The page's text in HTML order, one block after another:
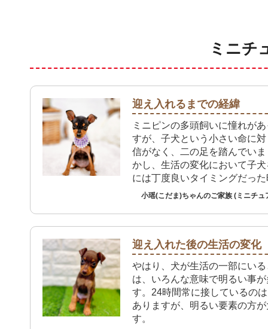
ミニチ
迎え入れるまでの経緯
ミニピンの多頭飼いに憧れが
すが、子犬という小さい命に
信がなく、二の足を踏んでい
かし、生活の変化において子
には丁度良いタイミングだっ
ットショップでは珍しい尻尾
我が家へ迎え入れる決心をし
小瑶(こだま)ちゃんのご家族 (ミニチュ
迎え入れた後の生活の変化
やはり、犬が生活の一部にい
は、いろんな意味で明るい事
す。24時間常に接しているの
ありますが、明るい要素の方
す。